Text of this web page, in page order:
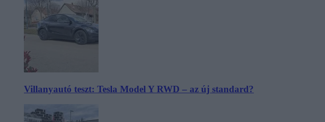
Villanyautó teszt: Tesla Model Y RWD – az új standard?